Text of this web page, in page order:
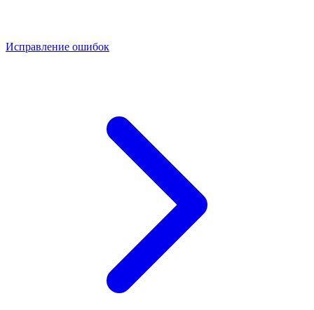
Исправление ошибок